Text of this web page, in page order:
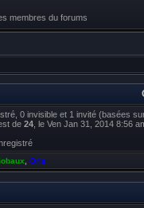
membres du forums
0 invisible et 1 invité (basées
de 24 , le Ven Jan 31, 2014 8:56
Oris